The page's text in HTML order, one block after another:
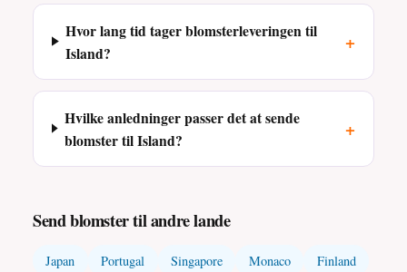
Hvor lang tid tager blomsterleveringen til
Island?
+
Hvilke anledninger passer det at sende
blomster til Island?
+
Send blomster til andre lande
Japan Portugal Singapore Monaco
Finland